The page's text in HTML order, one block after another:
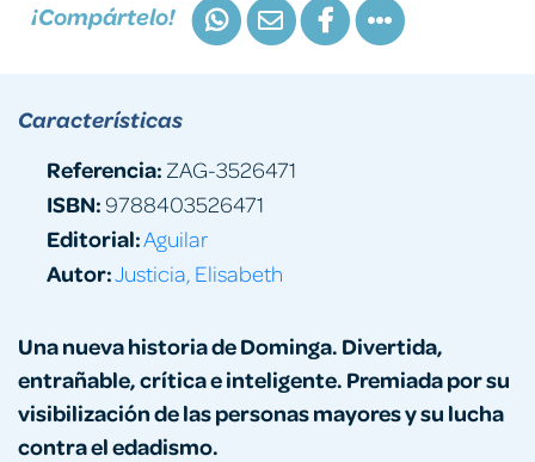
¡Compártelo!
Una nueva historia de Dominga. Divertida,
entrañable, crítica e inteligente. Premiada por su
visibilización de las personas mayores y su lucha
contra el edadismo.
Características
Referencia: ZAG-3526471
ISBN:9788403526471
Editorial:Aguilar
Autor:Justicia, Elisabeth